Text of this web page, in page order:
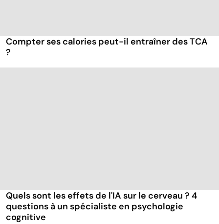
Compter ses calories peut-il entraîner des TCA
?
Quels sont les effets de l'IA sur le cerveau ? 4
questions à un spécialiste en psychologie
cognitive